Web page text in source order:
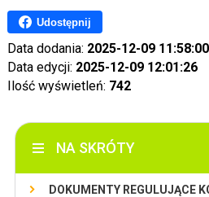
Udostępnij
Data dodania: 2025-12-09 11:58:00
Data edycji: 2025-12-09 12:01:26
Ilość wyświetleń: 742
NA SKRÓTY
DOKUMENTY REGULUJĄCE